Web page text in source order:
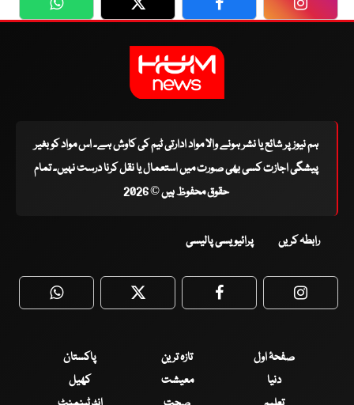
WhatsApp Twitter Facebook
ہم نیوز پر شائع یا نشر ہونے والا مواد ادارتی ٹیم کی کاوش ہے۔ اس مواد کو بغیر
پیشگی اجازت کسی بھی صورت میں استعمال یا نقل کرنا درست نہیں۔ تمام
حقوق محفوظ ہیں © 2026
رابطہ کریں پرائیویسی پالیسی
WhatsApp Twitter Facebook
صفحۂ اول تازہ ترین
پاکستان
دنیا
معیشت
کھیل